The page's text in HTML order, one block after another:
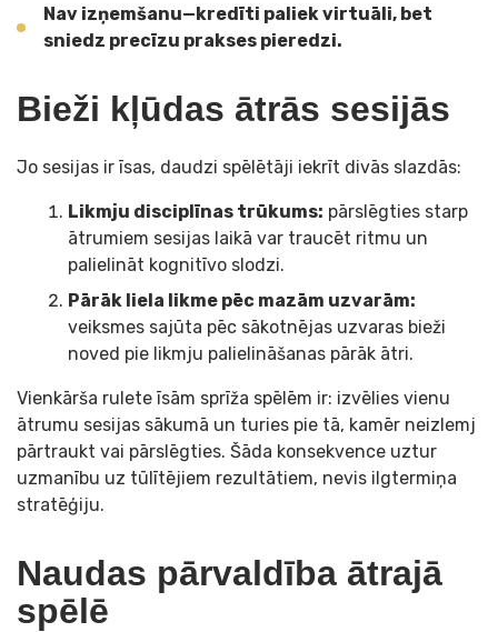
Nav izņemšanu—kredīti paliek virtuāli, bet
sniedz precīzu prakses pieredzi.
Bieži kļūdas ātrās sesijās
Jo sesijas ir īsas, daudzi spēlētāji iekrīt divās slazdās:
Likmju disciplīnas trūkums: pārslēgties starp
ātrumiem sesijas laikā var traucēt ritmu un
palielināt kognitīvo slodzi.
Pārāk liela likme pēc mazām uzvarām:
veiksmes sajūta pēc sākotnējas uzvaras bieži
noved pie likmju palielināšanas pārāk ātri.
Vienkārša rulete īsām sprīža spēlēm ir: izvēlies vienu
ātrumu sesijas sākumā un turies pie tā, kamēr neizlemj
pārtraukt vai pārslēgties. Šāda konsekvence uztur
uzmanību uz tūlītējiem rezultātiem, nevis ilgtermiņa
stratēģiju.
Naudas pārvaldība ātrajā
spēlē